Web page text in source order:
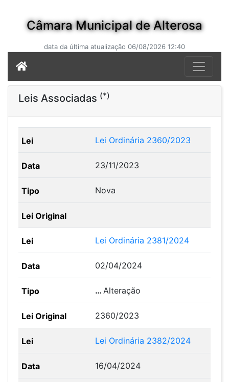
Câmara Municipal de Alterosa
data da última atualização 06/08/2026 12:40
Leis Associadas (*)
Lei Ordinária 2360/2023
23/11/2023
Nova
Lei Ordinária 2381/2024
02/04/2024
…Alteração
2360/2023
Lei Ordinária 2382/2024
16/04/2024